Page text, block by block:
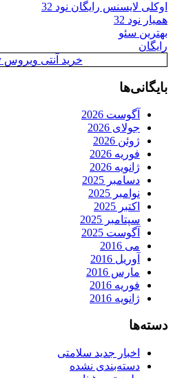
اوکلی لایسنس رایگان نود 32
همیار نود 32
بهترین سئو
رایگان
خرید آنتی ویروس Kaspersky
بایگانی‌ها
آگوست 2026
جولای 2026
ژوئن 2026
فوریه 2026
ژانویه 2026
دسامبر 2025
نوامبر 2025
اکتبر 2025
سپتامبر 2025
آگوست 2025
می 2016
آوریل 2016
مارس 2016
فوریه 2016
ژانویه 2016
دسته‌ها
اخبار جدید سلامتی
دسته‌بندی نشده